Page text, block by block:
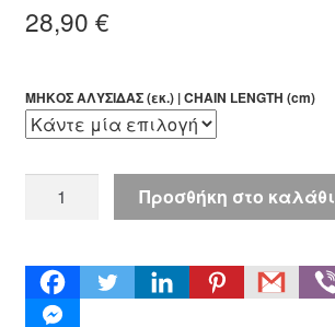
28,90 €
ΜΗΚΟΣ ΑΛΥΣΙΔΑΣ (εκ.) | CHAIN LENGTH (cm)
ΚΑΡΝΕΟΛΗ
ποσότητα
Προσθήκη στο καλάθι